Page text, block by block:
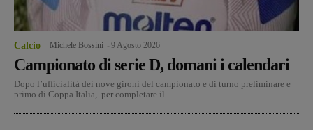
Calcio Michele Bossini 9 Agosto 2026
Campionato di serie D, domani i calendari
Dopo l’ufficialità dei nove gironi del campionato e di turno preliminare e
primo di Coppa Italia, per completare il...